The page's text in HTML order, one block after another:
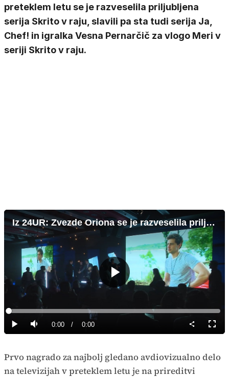
preteklem letu se je razveselila priljubljena
serija Skrito v raju, slavili pa sta tudi serija Ja,
Chef! in igralka Vesna Pernarčič za vlogo Meri v
seriji Skrito v raju.
Iz 24UR: Zvezde Oriona se je razveselila priljubljena serija Skrito v raju
Predvajaj
PredvajajTiho Current
0:00 / Duration
0:00
Loaded:
0%
način
Prvo nagrado za najbolj gledano avdiovizualno delo
na televizijah v preteklem letu je na prireditvi